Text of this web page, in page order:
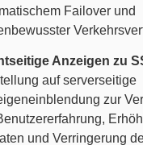
Failover und
Anzeigen zu
auf serverseitige
zur
und Verringerung